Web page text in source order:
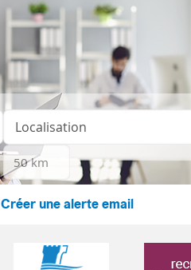
Créer une alerte email